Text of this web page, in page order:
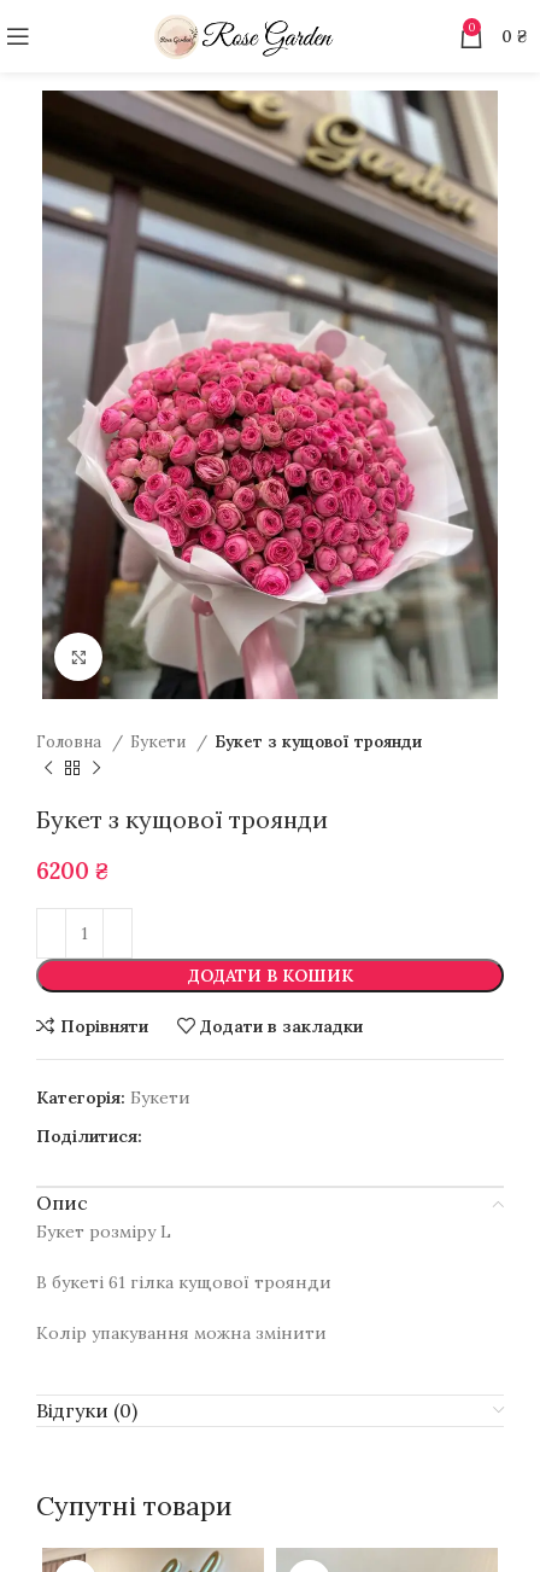
0 0 ₴
Натисніть для збільшення
Головна Букети Букет з кущової троянди
Букет з кущової троянди
6200 ₴
ДОДАТИ В КОШИК
Порівняти Додати в закладки
Категорія: Букети
Поділитися:
Опис
Букет розміру L
В букеті 61 гілка кущової троянди
Колір упакування можна змінити
Відгуки (0)
Супутні товари